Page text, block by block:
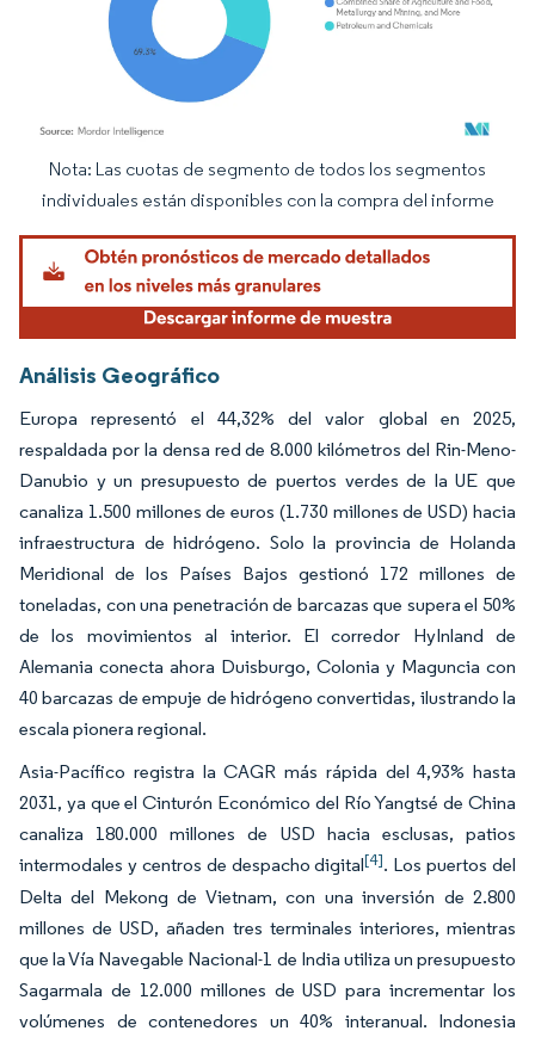
Imagen © Mordor Intelligence. El uso requiere atribución según CC BY 4.0.
Nota: Las cuotas de segmento de todos los segmentos
individuales están disponibles con la compra del informe
Análisis Geográfico
Europa representó el 44,32% del valor global en 2025,
respaldada por la densa red de 8.000 kilómetros del Rin-Meno-
Danubio y un presupuesto de puertos verdes de la UE que
canaliza 1.500 millones de euros (1.730 millones de USD) hacia
infraestructura de hidrógeno. Solo la provincia de Holanda
Meridional de los Países Bajos gestionó 172 millones de
toneladas, con una penetración de barcazas que supera el 50%
de los movimientos al interior. El corredor HyInland de
Alemania conecta ahora Duisburgo, Colonia y Maguncia con
40 barcazas de empuje de hidrógeno convertidas, ilustrando la
escala pionera regional.
Asia-Pacífico registra la CAGR más rápida del 4,93% hasta
2031, ya que el Cinturón Económico del Río Yangtsé de China
canaliza 180.000 millones de USD hacia esclusas, patios
intermodales y centros de despacho digital[4]. Los puertos del
Delta del Mekong de Vietnam, con una inversión de 2.800
millones de USD, añaden tres terminales interiores, mientras
que la Vía Navegable Nacional-1 de India utiliza un presupuesto
Sagarmala de 12.000 millones de USD para incrementar los
volúmenes de contenedores un 40% interanual. Indonesia